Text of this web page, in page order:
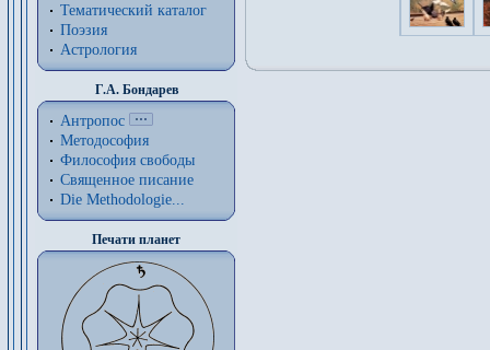
Тематический каталог
Поэзия
Астрология
Г.А. Бондарев
Антропос
Методософия
Философия cвободы
Священное писание
Die Methodologie...
Печати планет